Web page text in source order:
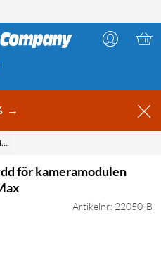
→
SKYDD FÖR KAMERAMODULEN
för kameramodulen
Artikelnr: 22050-B